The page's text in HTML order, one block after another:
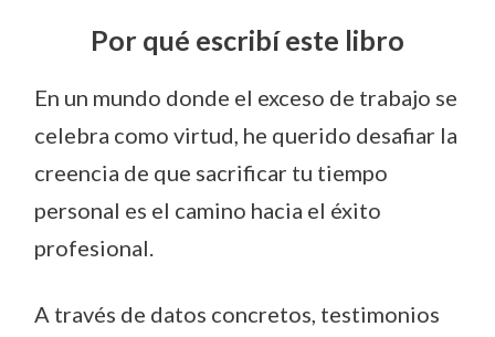
Por qué escribí este libro
En un mundo donde el exceso de trabajo se
celebra como virtud, he querido desafiar la
creencia de que sacrificar tu tiempo
personal es el camino hacia el éxito
profesional.
A través de datos concretos, testimonios